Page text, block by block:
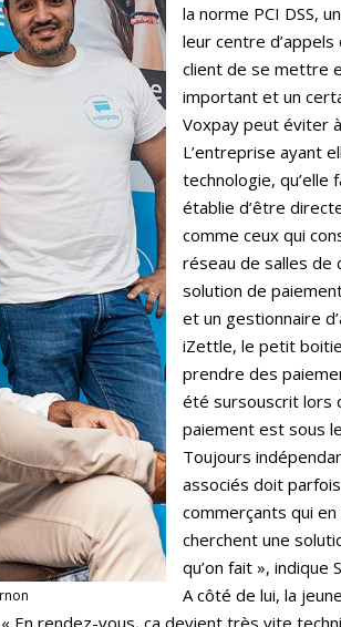
la norme PCI DSS,
leur centre
client de se mettre
important et un
Voxpay peut éviter
L’entreprise ayant
technologie, qu’elle
établie d’être
comme ceux qui
réseau de salles de
solution de
et un gestionnaire
iZettle, le petit
prendre des
été sursouscrit lors
paiement est sous
Toujours
associés doit
commerçants qui
cherchent une
qu’on fait », indique
A côté de lui, la
En rendez-vous, ça devient très vite